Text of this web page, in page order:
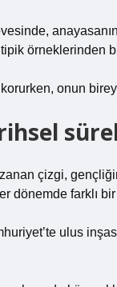
tipik örneklerinden
onun
çizgi,
farklı
ulus